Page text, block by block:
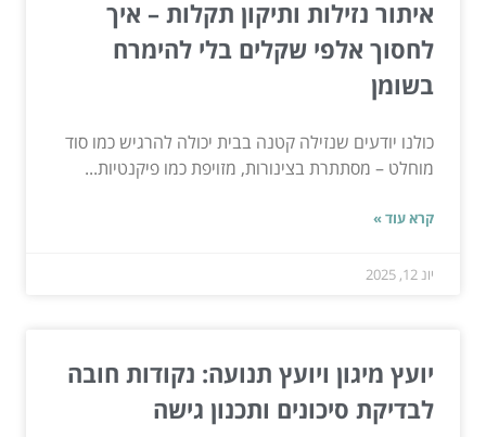
איתור נזילות ותיקון תקלות – איך
לחסוך אלפי שקלים בלי להימרח
בשומן
כולנו יודעים שנזילה קטנה בבית יכולה להרגיש כמו סוד
מוחלט – מסתתרת בצינורות, מזויפת כמו פיקנטיות...
קרא עוד »
יונ 12, 2025
יועץ מיגון ויועץ תנועה: נקודות חובה
לבדיקת סיכונים ותכנון גישה